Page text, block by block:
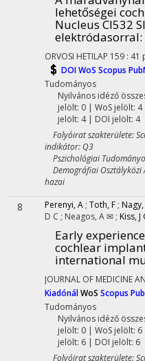
lehetőségei
Nucleus CI532
elektródasorral
ORVOSI HETILAP 159 : 41
DOIWoS Scopus
Tudományos
Nyilvános idéző
jelölt: 0 | WoS jelölt:
jelölt: 4 | DOI jelölt: 4
Folyóirat szakterülete:
indikátor: Q3
Pszichológiai
Demográfiai Osztályközi
hazai
8 Perenyi, A ; Toth, F ;
D C ; Neagos, A ✉ ; Kiss, J
Early
cochlear
international
JOURNAL OF MEDICINE
KiadónálWoS Scopus
Tudományos
Nyilvános idéző
jelölt: 0 | WoS jelölt:
jelölt: 6 | DOI jelölt: 6
Folyóirat szakterülete: